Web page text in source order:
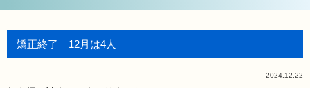
矯正終了 12月は4人
2024.12.22